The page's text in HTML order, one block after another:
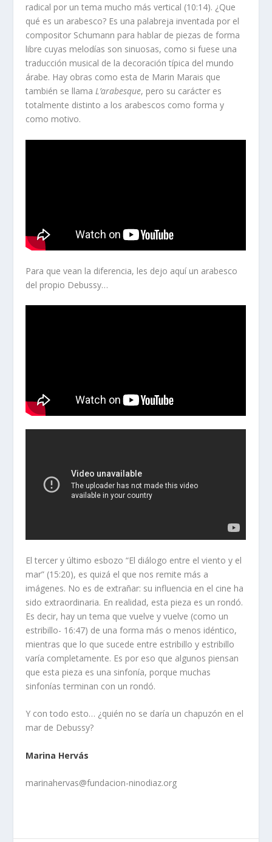
radical por un tema mucho más vertical (10:14). ¿Que
qué es un arabesco? Es una palabreja inventada por el
compositor Schumann para hablar de piezas de forma
libre cuyas melodías son sinuosas, como si fuese una
traducción musical de la decoración típica del mundo
árabe. Hay obras como esta de Marin Marais que
también se llamaL’arabesque, pero su carácter es
totalmente distinto a los arabescos como forma y
como motivo.
Para que vean la diferencia, les dejo aquí un arabesco
del propio Debussy…
El tercer y último esbozo “El diálogo entre el viento y el
mar” (15:20), es quizá el que nos remite más a
imágenes. No es de extrañar: su influencia en el cine ha
sido extraordinaria. En realidad, esta pieza es un rondó.
Es decir, hay un tema que vuelve y vuelve (como un
estribillo- 16:47) de una forma más o menos idéntico,
mientras que lo que sucede entre estribillo y estribillo
varía completamente. Es por eso que algunos piensan
que esta pieza es una sinfonía, porque muchas
sinfonías terminan con un rondó.
Y con todo esto… ¿quién no se daría un chapuzón en el
mar de Debussy?
Marina Hervás
marinahervas@fundacion-ninodiaz.org